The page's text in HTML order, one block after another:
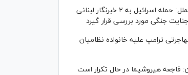
عفو بین‌الملل: حمله اسرائیل به ۲ خبرنگار لبنانی
جنگی مورد بررسی قرار گیرد
ترامپ علیه خانواده نظامیان
فاجعه هیروشیما در حال تکرار است